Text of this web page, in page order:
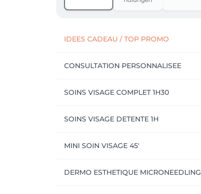
•	-30% sur les laits et baumes corps Clarins (classiques et parfumés) IDEES CADEAU / TOP PROMO
CONSULTATION PERSONNALISEE
SOINS VISAGE COMPLET 1H30
SOINS VISAGE DETENTE 1H
MINI SOIN VISAGE 45'
DERMO ESTHETIQUE MICRONEEDLING